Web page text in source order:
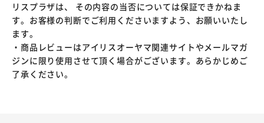
リスプラザは、 その内容の当否については保証できかねま
す。お客様の判断でご利用くださいますよう、お願いいたし
ます。
・商品レビューはアイリスオーヤマ関連サイトやメールマガ
ジンに限り使用させて頂く場合がございます。あらかじめご
了承ください。